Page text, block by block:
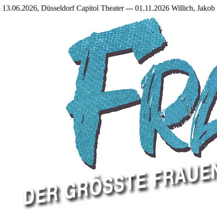
Capitol Theater --- 01.11.2026 Willich, Jakob Frantzen Halle